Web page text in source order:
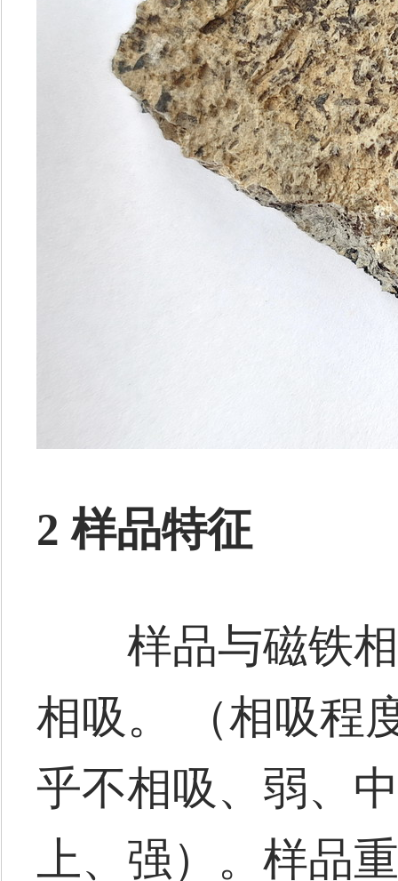
2 样品特征
样品与磁铁相
相吸。 （相吸程
乎不相吸、弱、
上、强）。样品